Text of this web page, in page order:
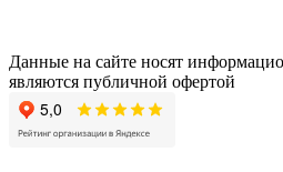
Данные на сайте носят
являются публичной офертой